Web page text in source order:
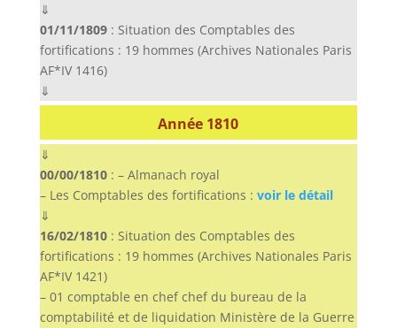
⇓
01/11/1809: Situation des Comptables des
fortifications : 19 hommes (Archives Nationales Paris
AF*IV 1416)
⇓
Année 1810
⇓
00/00/1810: – Almanach royal
– Les Comptables des fortifications : voir le détail
⇓
16/02/1810: Situation des Comptables des
fortifications : 19 hommes (Archives Nationales Paris
AF*IV 1421)
– 01 comptable en chef chef du bureau de la
comptabilité et de liquidation Ministère de la Guerre